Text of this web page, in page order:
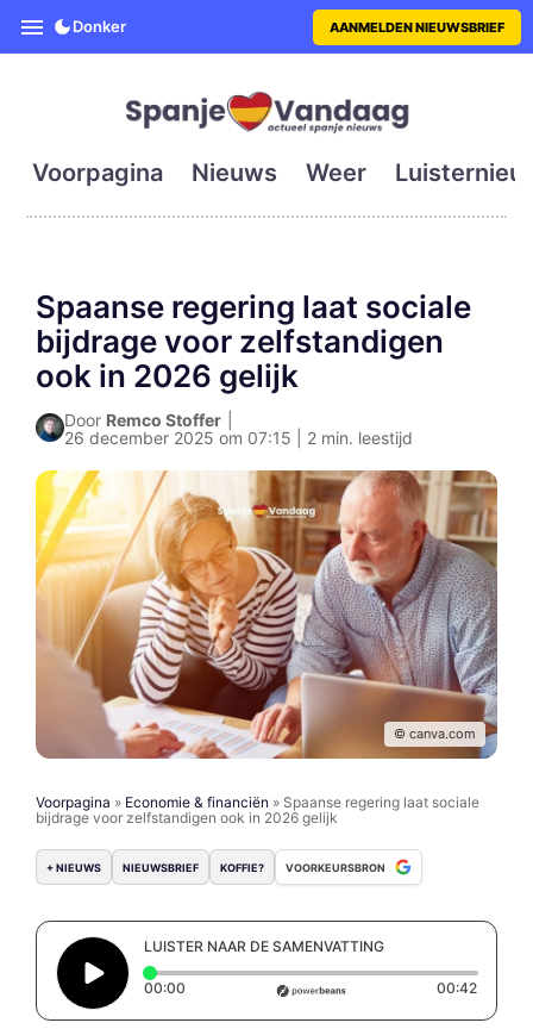
SpanjeVandaag is de eerste
Donker AANMELDEN NIEUWSBRIEF
Voorpagina Nieuws Weer
Spaanse regering laat sociale
bijdrage voor zelfstandigen
ook in 2026 gelijk
Door Remco Stoffer
26 december 2025 om 07:15 | 2 min. leestijd
© canva.com
Voorpagina » Economie & financiën » Spaanse regering laat sociale
bijdrage voor zelfstandigen ook in 2026 gelijk
+ NIEUWS NIEUWSBRIEF KOFFIE? VOORKEURSBRON
LUISTER NAAR DE SAMENVATTING
00:00 Elapsed time: 0 seconds 00:42